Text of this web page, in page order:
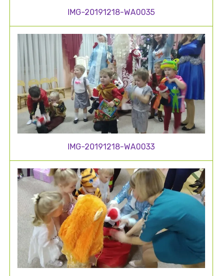
IMG-20191218-WA0035
IMG-20191218-WA0033